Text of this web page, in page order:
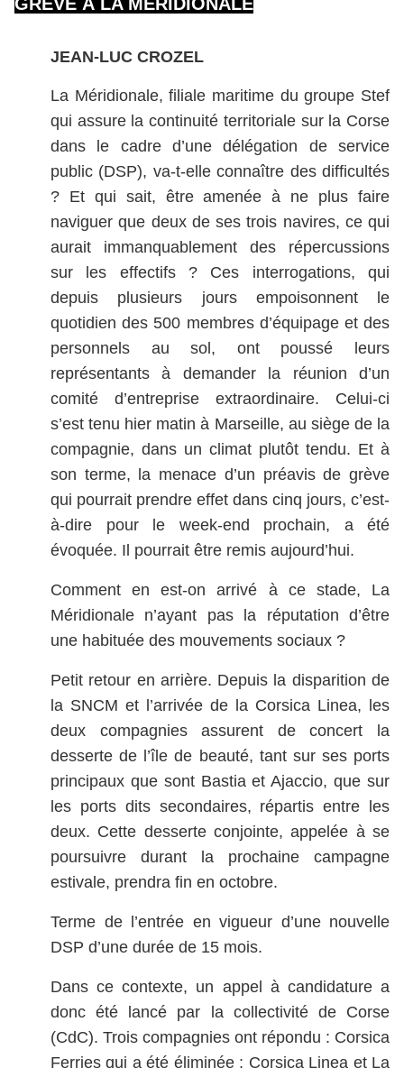
JEAN-LUC CROZEL
La Méridionale, filiale maritime du groupe Stef
qui assure la continuité territoriale sur la Corse
dans le cadre d’une délégation de service
public (DSP), va-t-elle connaître des difficultés
? Et qui sait, être amenée à ne plus faire
naviguer que deux de ses trois navires, ce qui
aurait immanquablement des répercussions
sur les effectifs ? Ces interrogations, qui
depuis plusieurs jours empoisonnent le
quotidien des 500 membres d’équipage et des
personnels au sol, ont poussé leurs
représentants à demander la réunion d’un
comité d’entreprise extraordinaire. Celui-ci
s’est tenu hier matin à Marseille, au siège de la
compagnie, dans un climat plutôt tendu. Et à
son terme, la menace d’un préavis de grève
qui pourrait prendre effet dans cinq jours, c’est-
à-dire pour le week-end prochain, a été
évoquée. Il pourrait être remis aujourd’hui.
Comment en est-on arrivé à ce stade, La
Méridionale n’ayant pas la réputation d’être
une habituée des mouvements sociaux ?
Petit retour en arrière. Depuis la disparition de
la SNCM et l’arrivée de la Corsica Linea, les
deux compagnies assurent de concert la
desserte de l’île de beauté, tant sur ses ports
principaux que sont Bastia et Ajaccio, que sur
les ports dits secondaires, répartis entre les
deux. Cette desserte conjointe, appelée à se
poursuivre durant la prochaine campagne
estivale, prendra fin en octobre.
Terme de l’entrée en vigueur d’une nouvelle
DSP d’une durée de 15 mois.
Dans ce contexte, un appel à candidature a
donc été lancé par la collectivité de Corse
(CdC). Trois compagnies ont répondu : Corsica
Ferries qui a été éliminée ; Corsica Linea et La